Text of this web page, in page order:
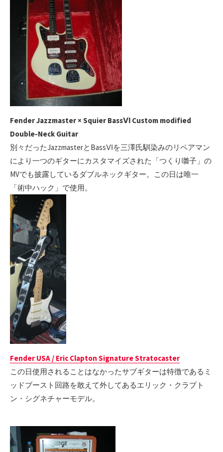
Fender Jazzmaster × Squier BassⅥ Custom modified
Double-Neck Guitar
別々だったJazzmasterとBassⅥを三澤氏馴染みのリペアマン
により一つのギターにカスタマイズされた「つくり囃子」の
MVでも披露しているダブルネックギター。この日は唯一
「術中ハック」で使用。
Fender USA / Eric Clapton Signature Stratocaster
この日使用されることはなかったサブギターは特徴であるミ
ッドブースト回路を敢えて外してあるエリック・クラプト
ン・シグネチャーモデル。